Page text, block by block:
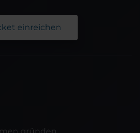
einreichen